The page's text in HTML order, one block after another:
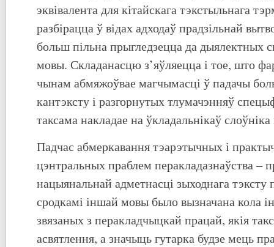
эквівалента для кітайскага тэкстыльнага
разбірацца ў відах адходаў прадзільнай
больш пільна прыгледзецца да дыялектных
мовы. Складанасцю з’яўляецца і тое, што
чынам абмяжоўвае магчымасці ў падачы
кантэксту і разгорнутых тлумачэнняў
таксама накладае на ўкладальнікаў
Падчас абмеркавання тэарэтычных і
цэнтральных праблем перакладазнаўства –
нацыянальнай адметнасці зыходнага тэксту
сродкамі іншай мовы было вызначана кола
звязаных з перакладчыцкай працай, якія
асвятлення, а значыць гутарка будзе мець